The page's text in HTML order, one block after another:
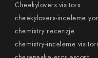
Cheekylovers visitors
cheekylovers-inceleme
chemistry recenzje
chemistry-inceleme